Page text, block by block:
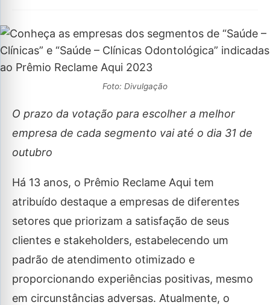
Foto: Divulgação
O prazo da votação para escolher a melhor
empresa de cada segmento vai até o dia 31 de
outubro
Há 13 anos, o Prêmio Reclame Aqui tem
atribuído destaque a empresas de diferentes
setores que priorizam a satisfação de seus
clientes e stakeholders, estabelecendo um
padrão de atendimento otimizado e
proporcionando experiências positivas, mesmo
em circunstâncias adversas. Atualmente, o